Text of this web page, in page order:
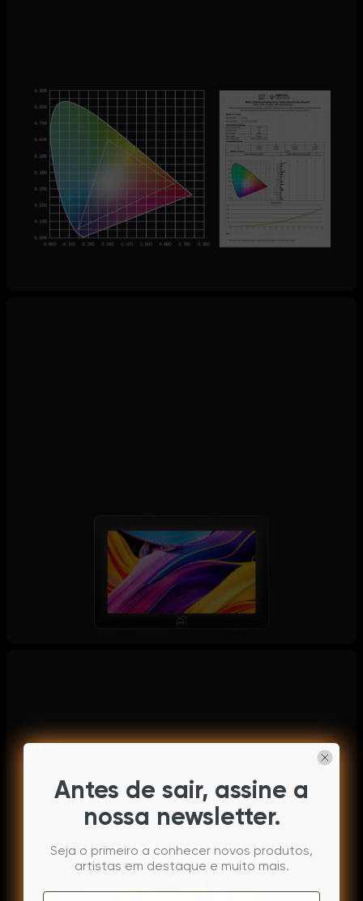
Antes de sair, assine a
nossa newsletter.
Seja o primeiro a conhecer novos produtos,
artistas em destaque e muito mais.